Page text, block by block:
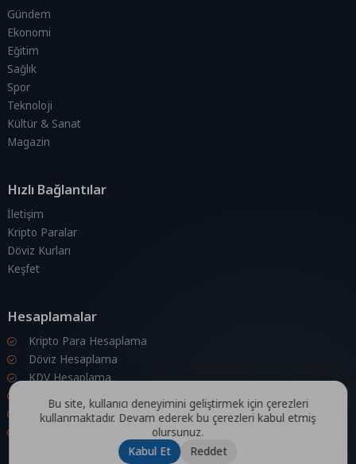
Gündem
Ekonomi
Eğitim
Sağlık
Spor
Teknoloji
Kültür & Sanat
Magazin
Hızlı Bağlantılar
İletişim
Kripto Paralar
Döviz Kurları
Keşfet
Hesaplamalar
Kripto Para Hesaplama
Döviz Hesaplama
KDV Hesaplama
İndirim Hesaplama
Zam Hesaplama
Bu site, kullanıcı deneyimini geliştirmek için çerezleri
kullanmaktadır. Devam ederek bu çerezleri kabul etmiş
olursunuz.
Kabul Et
Reddet